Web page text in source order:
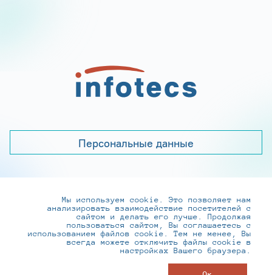
Персональные данные
+7 (495) 737-6192, 8-800-250-0-260
practice@infotecs.ru,hr@infotecs.ru
127273, г. Москва, Отрадная ул., 2Б строение 1
Мы используем cookie. Это позволяет нам
анализировать взаимодействие посетителей с
сайтом и делать его лучше. Продолжая
пользоваться сайтом, Вы соглашаетесь с
использованием файлов cookie. Тем не менее, Вы
всегда можете отключить файлы cookie в
настройках Вашего браузера.